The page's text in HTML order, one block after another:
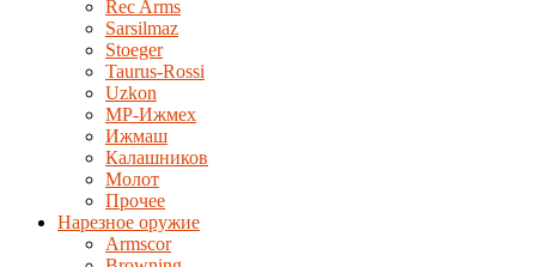
Rec Arms
Sarsilmaz
Stoeger
Taurus-Rossi
Uzkon
MP-Ижмех
Ижмаш
Калашников
Молот
Прочее
Нарезное оружие
Armscor